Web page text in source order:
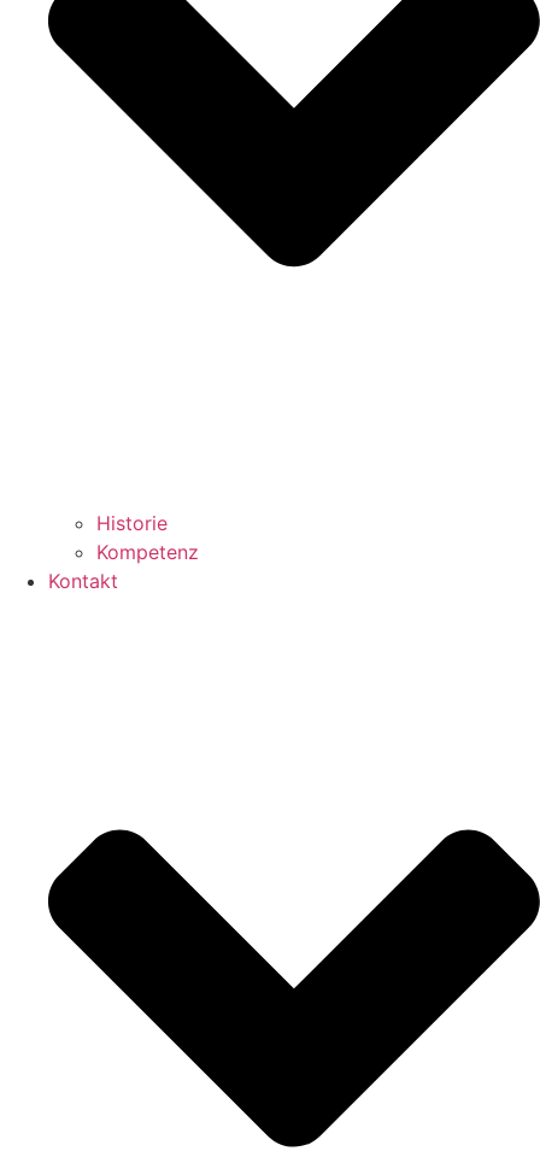
Historie
Kompetenz
Kontakt